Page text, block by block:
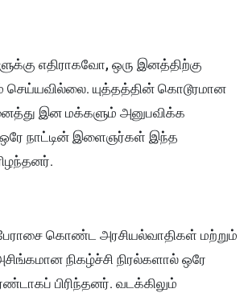
எதிராகவோ, ஒரு இனத்திற்கு
செய்யவில்லை. யுத்தத்தின் கொடூரமான
இன மக்களும் அனுபவிக்க
ஒரே நாட்டின் இளைஞர்கள் இந்த
பேராசை கொண்ட அரசியல்வாதிகள் மற்றும்
நிகழ்ச்சி நிரல்களால் ஒரே
பிரிந்தனர். வடக்கிலும்